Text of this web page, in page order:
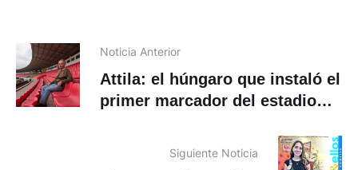
Noticia Anterior
Attila: el húngaro que instaló el
primer marcador del estadio
Siguiente Noticia